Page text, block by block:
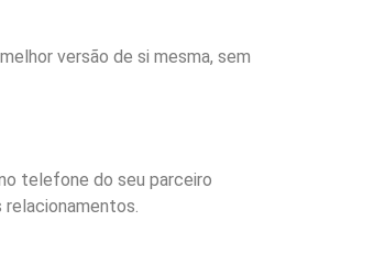
versão de si mesma, sem
telefone do seu parceiro